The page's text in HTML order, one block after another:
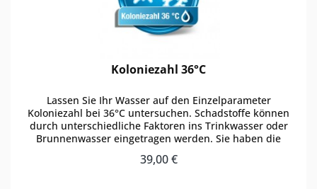
Koloniezahl 36°C
Lassen Sie Ihr Wasser auf den Einzelparameter
Koloniezahl bei 36°C untersuchen. Schadstoffe können
durch unterschiedliche Faktoren ins Trinkwasser oder
Brunnenwasser eingetragen werden. Sie haben die
39,00 €